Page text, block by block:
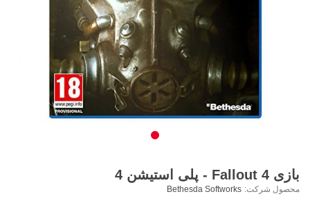
بازی Fallout 4 - پلی استیشن 4
محصول شرکت: Bethesda Softworks